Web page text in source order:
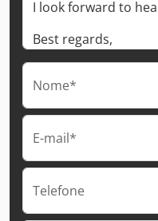
Nome*
E-mail*
Telefone